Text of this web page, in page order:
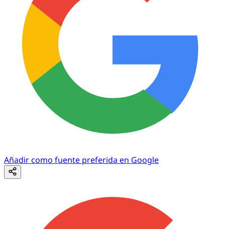
Añadir como fuente preferida en Google